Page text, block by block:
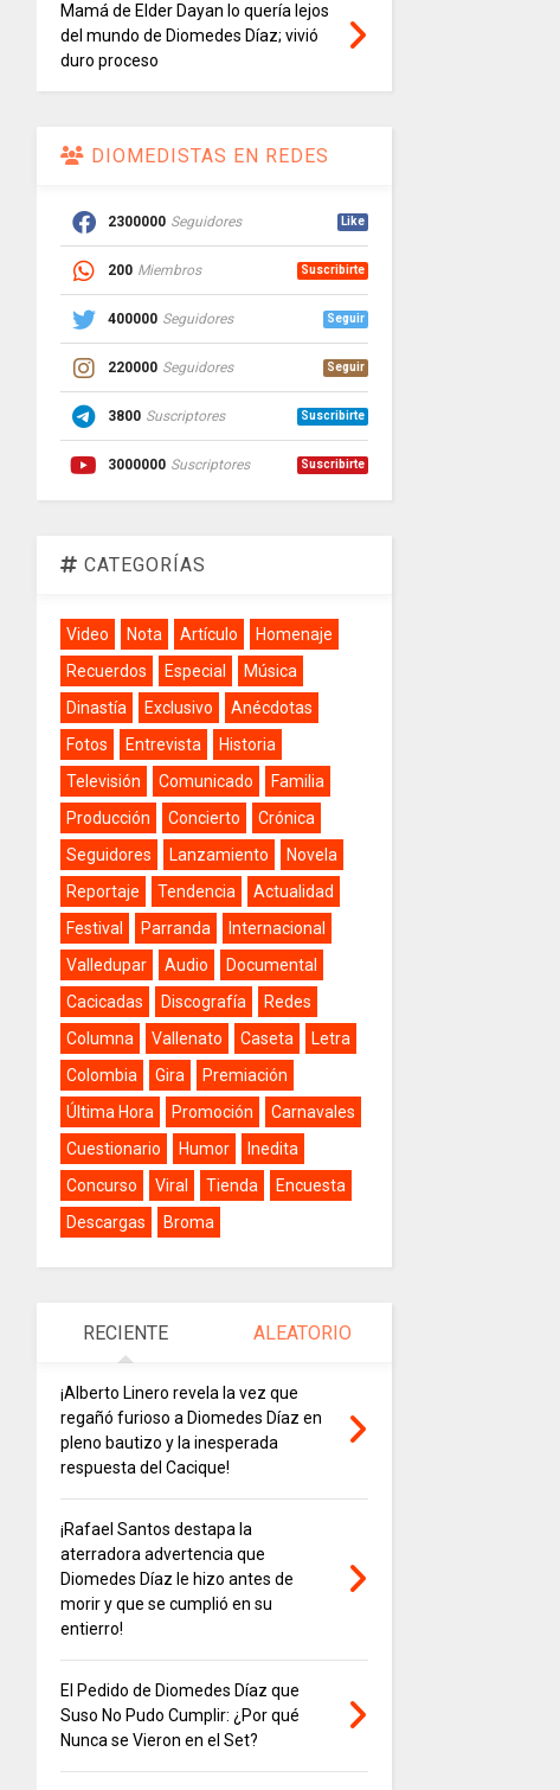
Mamá de Elder Dayan lo quería lejos
del mundo de Diomedes Díaz; vivió
duro proceso
DIOMEDISTAS EN REDES
2300000 Seguidores Like
200 Miembros Suscribirte
400000 Seguidores Seguir
220000 Seguidores Seguir
3800 Suscriptores Suscribirte
3000000 Suscriptores Suscribirte
CATEGORÍAS
Video Nota Artículo
Homenaje
Recuerdos
Especial
Música
Dinastía
Exclusivo
Anécdotas
Fotos
Entrevista
Historia
Televisión
Comunicado
Familia
Producción
Concierto
Crónica
Seguidores
Lanzamiento
Novela
Reportaje
Tendencia
Actualidad
Festival
Parranda
Internacional
Valledupar
Audio
Documental
Cacicadas
Discografía
Redes
Columna
Vallenato Caseta
Letra
Colombia
Gira
Premiación
Última Hora
Promoción
Carnavales
Cuestionario
Humor
Inedita
Concurso
Viral Tienda
Encuesta
Descargas
Broma
RECIENTE ALEATORIO
¡Alberto Linero revela la vez que
regañó furioso a Diomedes Díaz en
pleno bautizo y la inesperada
respuesta del Cacique!
¡Rafael Santos destapa la
aterradora advertencia que
Diomedes Díaz le hizo antes de
morir y que se cumplió en su
entierro!
El Pedido de Diomedes Díaz que
Suso No Pudo Cumplir: ¿Por qué
Nunca se Vieron en el Set?